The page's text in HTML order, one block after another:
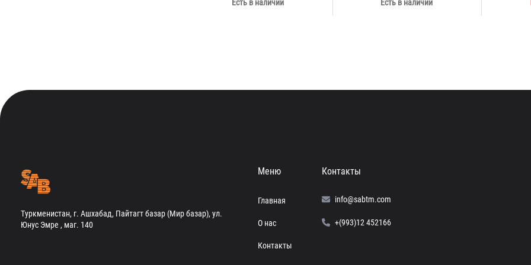
Есть в наличии Есть в наличии
Туркменистан, г. Ашхабад, Пайтагт базар (Мир базар), ул.
Юнус Эмре , маг. 140
Меню
Главная
О нас
Контакты
Контакты
info@sabtm.com
+(993)12 452166